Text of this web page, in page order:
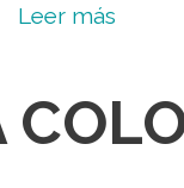
Leer más